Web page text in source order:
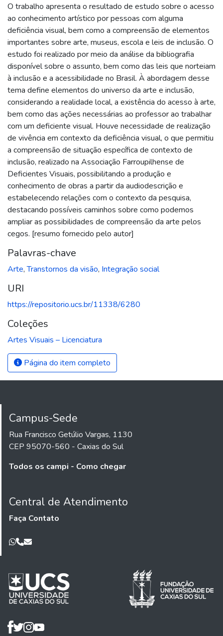
O trabalho apresenta o resultado de estudo sobre o acesso
ao conhecimento artístico por pessoas com alguma
deficiência visual, bem como a compreensão de elementos
importantes sobre arte, museus, escola e leis de inclusão. O
estudo foi realizado por meio da análise da bibliografia
disponível sobre o assunto, bem como das leis que norteiam
à inclusão e a acessibilidade no Brasil. À abordagem desse
tema define elementos do universo da arte e inclusão,
considerando a realidade local, a existência do acesso à arte,
bem como das ações necessárias ao professor ao trabalhar
com um deficiente visual. Houve necessidade de realização
de vivência em contexto da deficiência visual, o que permitiu
a compreensão de situação específica de contexto de
inclusão, realizado na Associação Farroupilhense de
Deficientes Visuais, possibilitando a produção e
conhecimento de obras a partir da audiodescrição e
estabelecendo relações com o contexto da pesquisa,
destacando possíveis caminhos sobre como podemos
ampliar as possibilidades de compreensão da arte pelos
cegos. [resumo fornecido pelo autor]
Palavras-chave
Arte,Transtornos da visão, Integração social
URI
https://repositorio.ucs.br/11338/6280
Coleções
Artes Visuais – Licenciatura
Página do item completo
Campus-Sede
Rua Francisco Getúlio Vargas, 1130
CEP 95070-560 - Caxias do Sul
Todos os campi - Como chegar
Central de Atendimento
Faça Contato